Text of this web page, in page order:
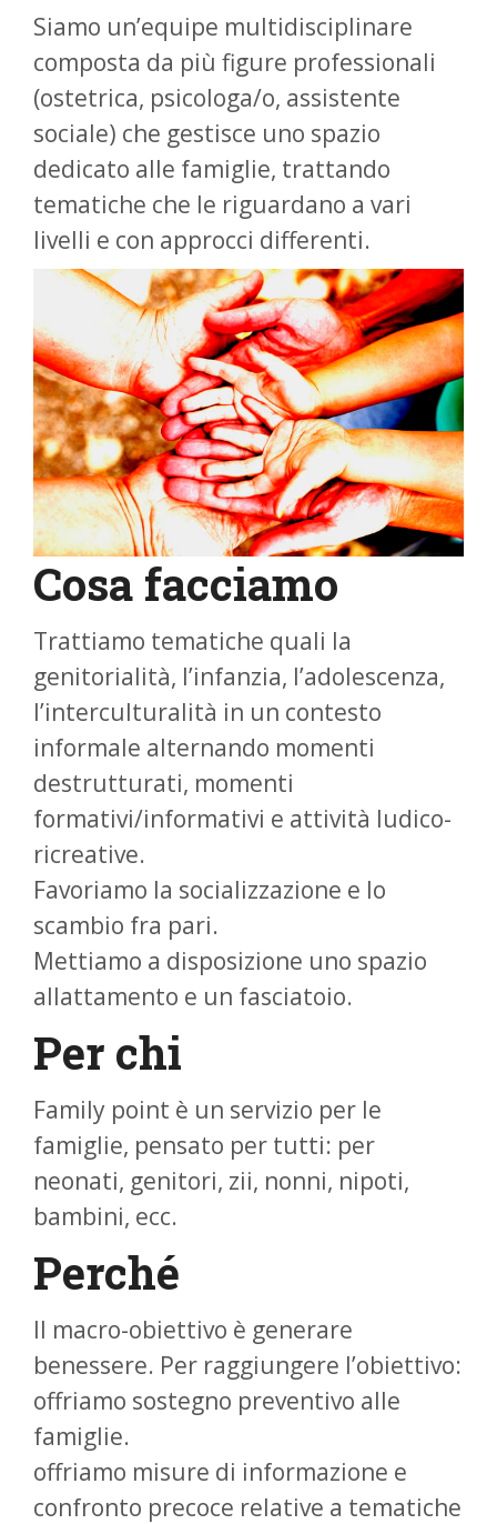
Siamo un’equipe multidisciplinare
composta da più figure professionali
(ostetrica, psicologa/o, assistente
sociale) che gestisce uno spazio
dedicato alle famiglie, trattando
tematiche che le riguardano a vari
livelli e con approcci differenti.
Cosa facciamo
Trattiamo tematiche quali la
genitorialità, l’infanzia, l’adolescenza,
l’interculturalità in un contesto
informale alternando momenti
destrutturati, momenti
formativi/informativi e attività ludico-
ricreative.
Favoriamo la socializzazione e lo
scambio fra pari.
Mettiamo a disposizione uno spazio
allattamento e un fasciatoio.
Per chi
Family point è un servizio per le
famiglie, pensato per tutti: per
neonati, genitori, zii, nonni, nipoti,
bambini, ecc.
Perché
Il macro-obiettivo è generare
benessere. Per raggiungere l’obiettivo:
offriamo sostegno preventivo alle
famiglie.
offriamo misure di informazione e
confronto precoce relative a tematiche